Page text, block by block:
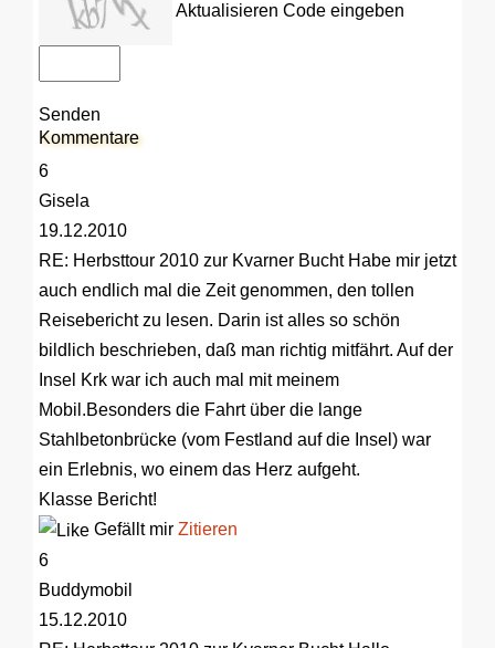
Aktualisieren Code eingeben
Senden
Kommentare
6
Gisela
19.12.2010
RE: Herbsttour 2010 zur Kvarner BuchtHabe mir jetzt
auch endlich mal die Zeit genommen, den tollen
Reisebericht zu lesen. Darin ist alles so schön
bildlich beschrieben, daß man richtig mitfährt. Auf der
Insel Krk war ich auch mal mit meinem
Mobil.Besonders die Fahrt über die lange
Stahlbetonbrücke (vom Festland auf die Insel) war
ein Erlebnis, wo einem das Herz aufgeht.
Klasse Bericht!
Gefällt mir Zitieren
6
Buddymobil
15.12.2010